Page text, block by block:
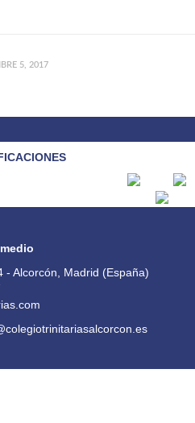
5, 2017
- Alcorcón, Madrid (España)